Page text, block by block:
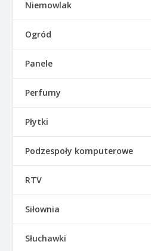
Niemowlak
Ogród
Panele
Perfumy
Płytki
Podzespoły komputerowe
RTV
Siłownia
Słuchawki